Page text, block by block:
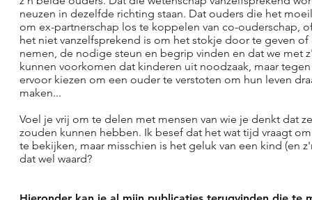
neuzen in dezelfde richting staan. Dat ouders die het
om ex-partnerschap los te koppelen van co-ouderschap,
het niet vanzelfsprekend is om het stokje door te geven of
nemen, de nodige steun en begrip vinden en dat we met
kunnen voorkomen dat kinderen uit noodzaak, maar
ervoor kiezen om een ouder te verstoten om hun leven
maken...
Voel je vrij om te delen met mensen van wie je denkt dat
zouden kunnen hebben. Ik besef dat het wat tijd vraagt
te bekijken, maar misschien is het geluk van een kind (en
dat wel waard?